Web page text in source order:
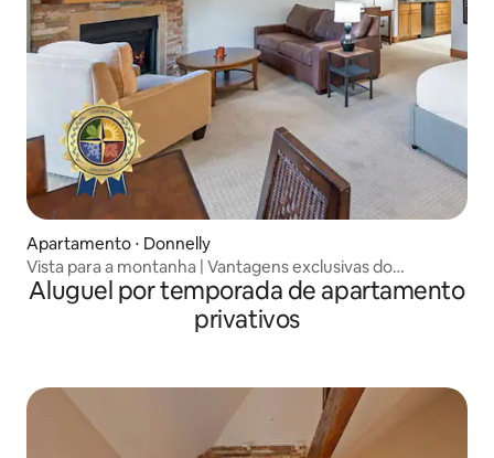
Apartamento ⋅ Donnelly
Vista para a montanha | Vantagens exclusivas do
Tamarack
Aluguel por temporada de apartamento
privativos